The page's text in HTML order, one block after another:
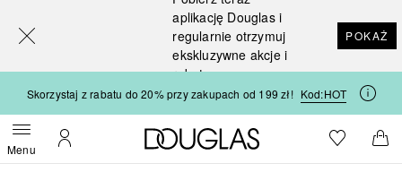
aplikację Douglas i
regularnie otrzymuj
ekskluzywne akcje i
rabaty
POKAŻ
Skorzystaj z rabatu do 20% przy zakupach od 199 zł! Kod:HOT
MenuOtwórz menuMoje konto
Strona główna Douglas
Do listyDo
Wracać
Wykonaj wyszukiwanie
[navigation.slideout.screenreader]